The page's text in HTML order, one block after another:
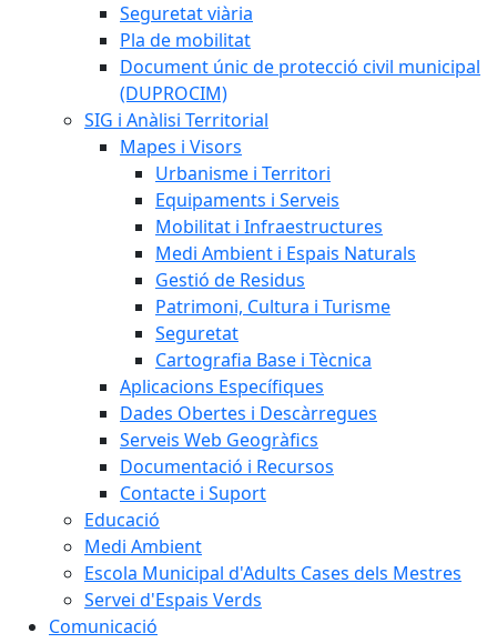
Seguretat viària
Pla de mobilitat
Document únic de protecció civil municipal
(DUPROCIM)
SIG i Anàlisi Territorial
Mapes i Visors
Urbanisme i Territori
Equipaments i Serveis
Mobilitat i Infraestructures
Medi Ambient i Espais Naturals
Gestió de Residus
Patrimoni, Cultura i Turisme
Seguretat
Cartografia Base i Tècnica
Aplicacions Específiques
Dades Obertes i Descàrregues
Serveis Web Geogràfics
Documentació i Recursos
Contacte i Suport
Educació
Medi Ambient
Escola Municipal d'Adults Cases dels Mestres
Servei d'Espais Verds
Comunicació